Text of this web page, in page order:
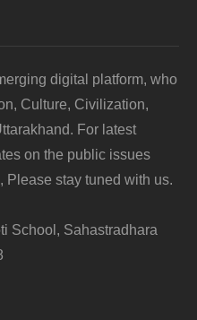
digital platform, who
Culture, Civilization,
For latest
on the public issues
Please stay tuned with us.
School, Sahastradhara